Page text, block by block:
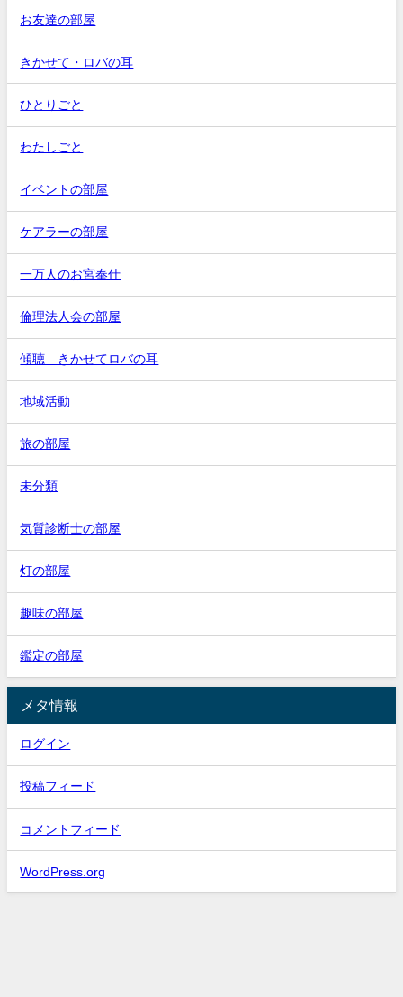
お友達の部屋
きかせて・ロバの耳
ひとりごと
わたしごと
イベントの部屋
ケアラーの部屋
一万人のお宮奉仕
倫理法人会の部屋
傾聴 きかせてロバの耳
地域活動
旅の部屋
未分類
気質診断士の部屋
灯の部屋
趣味の部屋
鑑定の部屋
メタ情報
ログイン
投稿フィード
コメントフィード
WordPress.org